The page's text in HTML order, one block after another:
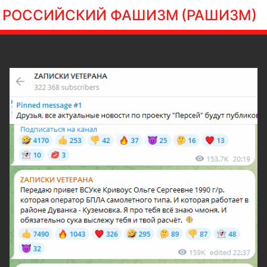
РОССИЙСКИЙ ФАШИЗМ (РАШИЗМ)